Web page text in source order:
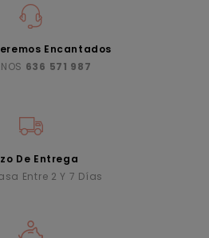
Encantados
636 571 987
De Entrega
Entre 2 Y 7 Días